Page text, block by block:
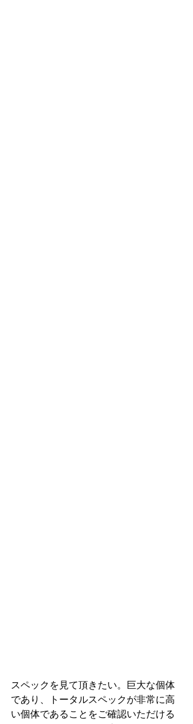
スペックを見て頂きたい。巨大な個体
であり、トータルスペックが非常に高
い個体であることをご確認いただける